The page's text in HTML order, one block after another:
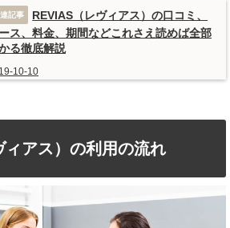
REVIAS（レヴィアス）の口コミ、
ス、料金、期間などこれさえ読めば全部
る徹底解説
10-10
ィアス）の利用の流れ